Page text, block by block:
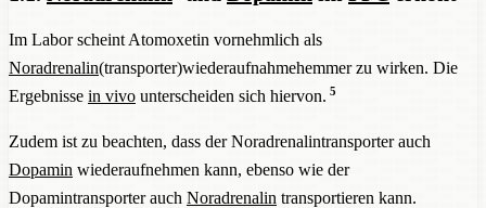
Im Labor scheint Atomoxetin vornehmlich als
Noradrenalin(transporter)wiederaufnahmehemmer zu wirken. Die
Ergebnisse in vivo unterscheiden sich hiervon. 5
Zudem ist zu beachten, dass der Noradrenalintransporter auch
Dopamin wiederaufnehmen kann, ebenso wie der
Dopamintransporter auch Noradrenalin transportieren kann.